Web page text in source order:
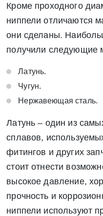
Кроме проходного
ниппели отличаются
они сделаны.
получили следующие
Латунь.
Чугун.
Нержавеющая сталь.
Латунь – один из
сплавов,
фитингов и других
стоит отнести
высокое давление,
прочность и
ниппели используют